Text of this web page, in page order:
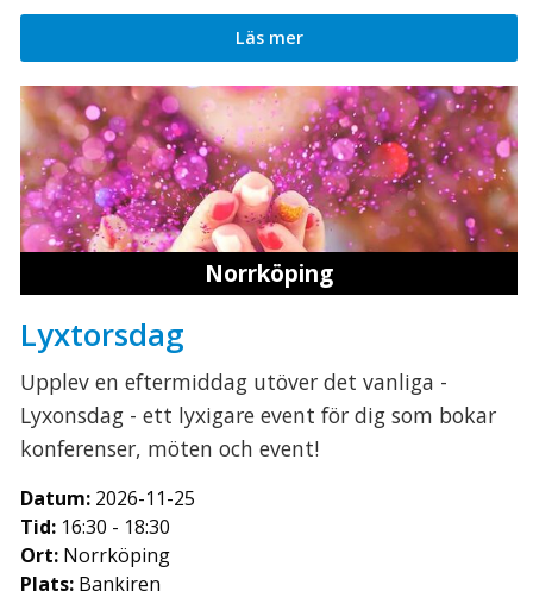
Läs mer
Norrköping
Lyxtorsdag
Upplev en eftermiddag utöver det vanliga -
Lyxonsdag - ett lyxigare event för dig som bokar
konferenser, möten och event!
Datum: 2026-11-25
Tid: 16:30 - 18:30
Ort: Norrköping
Plats: Bankiren